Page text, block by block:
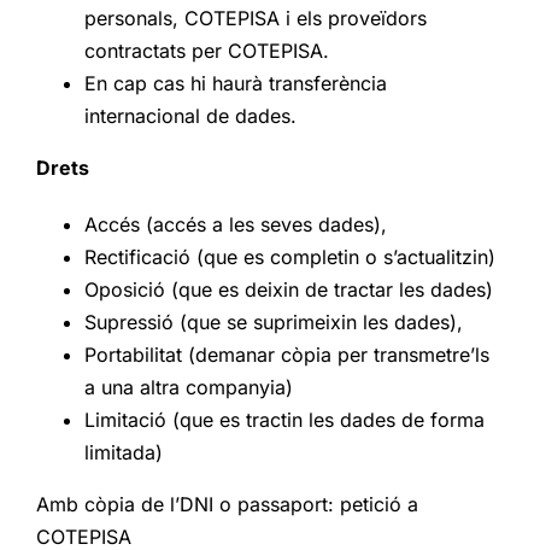
personals, COTEPISA i els proveïdors
contractats per COTEPISA.
En cap cas hi haurà transferència
internacional de dades.
Drets
Accés (accés a les seves dades),
Rectificació (que es completin o s’actualitzin)
Oposició (que es deixin de tractar les dades)
Supressió (que se suprimeixin les dades),
Portabilitat (demanar còpia per transmetre’ls
a una altra companyia)
Limitació (que es tractin les dades de forma
limitada)
Amb còpia de l’DNI o passaport: petició a
COTEPISA